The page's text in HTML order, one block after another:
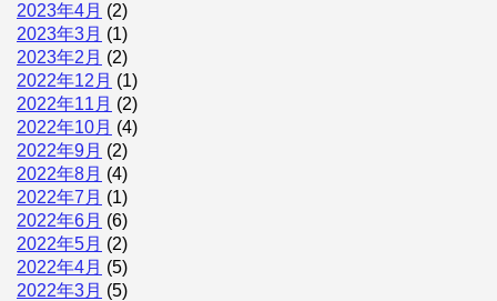
2023年4月 (2)
2023年3月 (1)
2023年2月 (2)
2022年12月 (1)
2022年11月 (2)
2022年10月 (4)
2022年9月 (2)
2022年8月 (4)
2022年7月 (1)
2022年6月 (6)
2022年5月 (2)
2022年4月 (5)
2022年3月 (5)